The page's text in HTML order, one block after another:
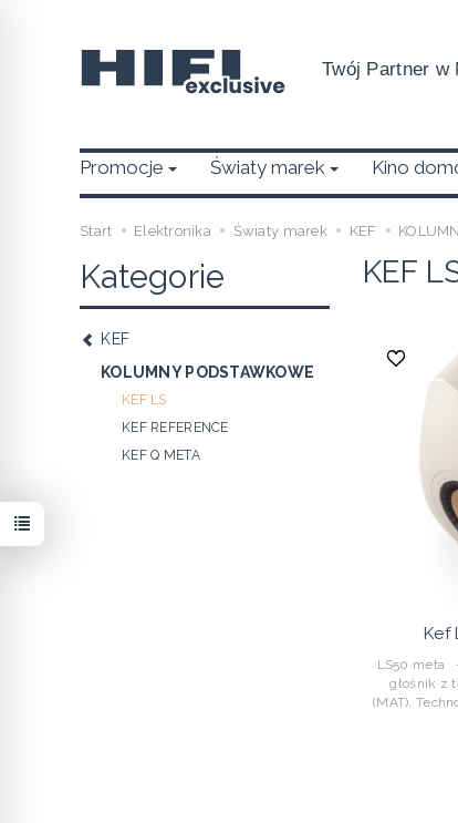
Twój Partner w
Promocje Światy marek Kino
Start Elektronika Światy marek KEF
KEF
Kef
LS50 meta
głośnik z
(MAT).
Kategorie
KEF
KOLUMNY PODSTAWKOWE
KEF LS
KEF REFERENCE
KEF Q META